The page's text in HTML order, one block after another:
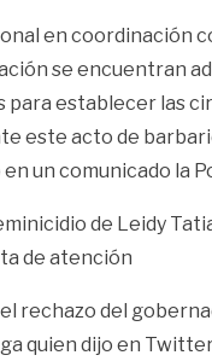
en coordinación
se encuentran
para establecer las
este acto de
un comunicado la
de Leidy
de atención
rechazo del
quien dijo en